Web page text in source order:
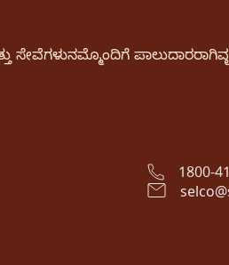
ಸೇವೆಗಳುನಮ್ಮೊಂದಿಗೆ ಪಾಲುದಾರರಾಗಿ
1800-